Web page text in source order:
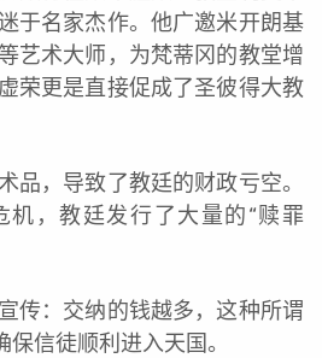
于名家杰作。他广邀米开朗基
艺术大师，为梵蒂冈的教堂增
荣更是直接促成了圣彼得大教
品，导致了教廷的财政亏空。
机，教廷发行了大量的“赎罪
传：交纳的钱越多，这种所谓
保信徒顺利进入天国。